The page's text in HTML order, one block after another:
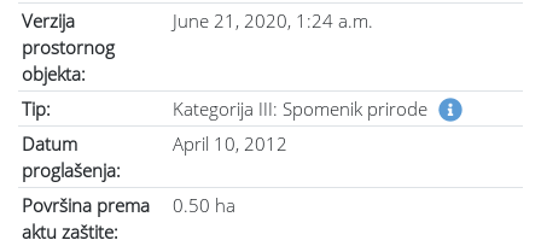
Verzija
prostornog
objekta:
June 21, 2020, 1:24 a.m.
Tip:
Kategorija III: Spomenik prirode
Datum
proglašenja:
April 10, 2012
Površina prema
aktu zaštite:
0.50 ha